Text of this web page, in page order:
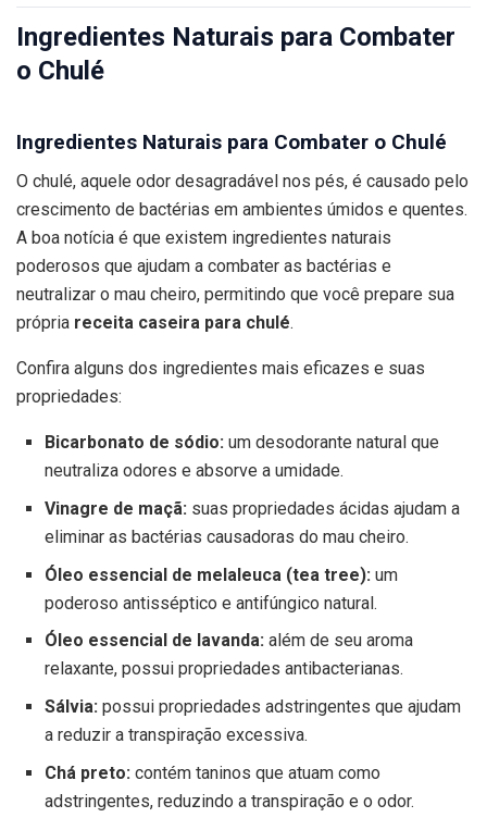
Ingredientes Naturais para Combater
o Chulé
Ingredientes Naturais para Combater o Chulé
O chulé, aquele odor desagradável nos pés, é causado pelo
crescimento de bactérias em ambientes úmidos e quentes.
A boa notícia é que existem ingredientes naturais
poderosos que ajudam a combater as bactérias e
neutralizar o mau cheiro, permitindo que você prepare sua
própria receita caseira para chulé.
Confira alguns dos ingredientes mais eficazes e suas
propriedades:
Bicarbonato de sódio:um desodorante natural que
neutraliza odores e absorve a umidade.
Vinagre de maçã:suas propriedades ácidas ajudam a
eliminar as bactérias causadoras do mau cheiro.
Óleo essencial de melaleuca (tea tree): um
poderoso antisséptico e antifúngico natural.
Óleo essencial de lavanda:além de seu aroma
relaxante, possui propriedades antibacterianas.
Sálvia:possui propriedades adstringentes que ajudam
a reduzir a transpiração excessiva.
Chá preto:contém taninos que atuam como
adstringentes, reduzindo a transpiração e o odor.